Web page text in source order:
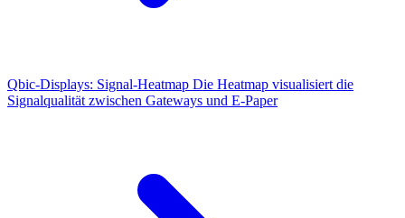
Qbic-Displays: Signal-Heatmap Die Heatmap visualisiert die
Signalqualität zwischen Gateways und E-Paper